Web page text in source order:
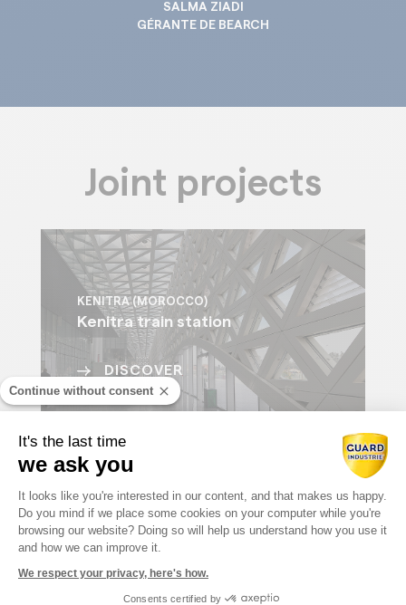
SALMA ZIADI
GÉRANTE DE BEARCH
Joint projects
KENITRA (MOROCCO)
Kenitra train station
DISCOVER
ALL THE REFERENCES
Continue without consent
It's the last time
we ask you
Consent Management Platform:
It looks like you're interested in our content, and that makes us happy.
Do you mind if we place some cookies on your computer while you're
browsing our website? Doing so will help us understand how you use it
and how we can improve it.
We respect your privacy, here's how.
Consents certified by
Axeptio consent